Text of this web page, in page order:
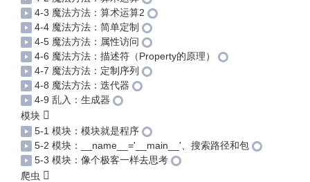
4-3 魔法方法：算术运算2
4-4 魔法方法：简单定制
4-5 魔法方法：属性访问
4-6 魔法方法：描述符（Property的原理）
4-7 魔法方法：定制序列
4-8 魔法方法：迭代器
4-9 乱入：生成器
模块
5-1 模块：模块就是程序
5-2 模块：__name__='__main__'、搜索路径和包
5-3 模块：像个极客一样去思考
爬虫